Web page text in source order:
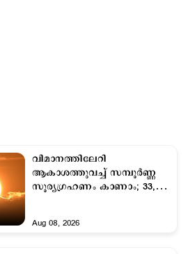
വിമാനത്തിലേറി
ആകാശത്തുവച്ച് സമ്പൂർണ്ണ
സൂര്യഗ്രഹണം കാണാം; 33,000
Aug 08, 2026